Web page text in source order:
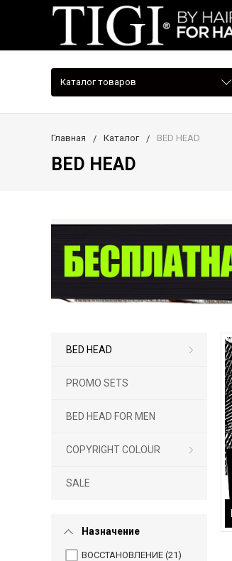
Каталог товаров
Главная Каталог BED HEAD
BED HEAD
BED HEAD
PROMO SETS
BED HEAD FOR MEN
COPYRIGHT COLOUR
SALE
Назначение
ВОССТАНОВЛЕНИЕ (21)